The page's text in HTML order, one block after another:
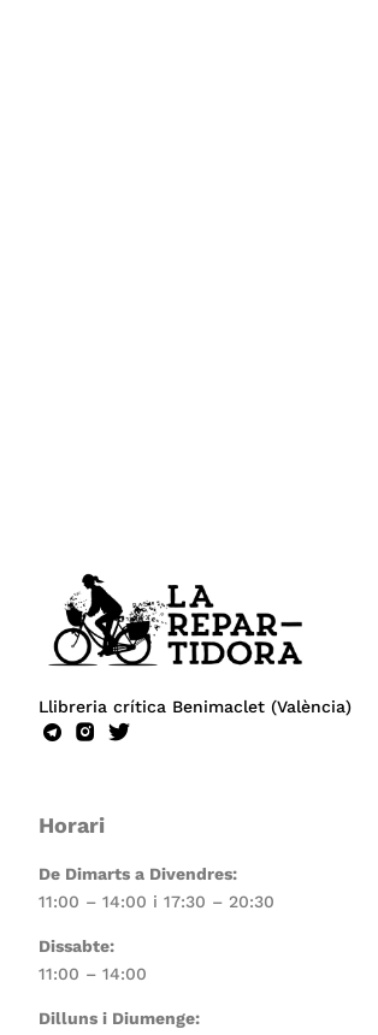
Llibreria crítica Benimaclet (València)
Horari
De Dimarts a Divendres:
11:00 – 14:00 i 17:30 – 20:30
Dissabte:
11:00 – 14:00
Dilluns i Diumenge: